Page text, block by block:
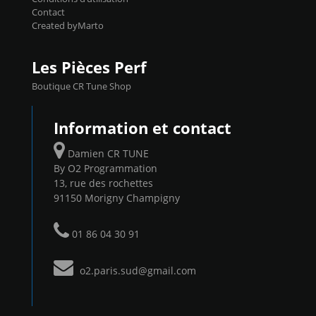
Contact
Created byMarto
Les Pièces Perf
Boutique CR Tune Shop
Information et contact
Damien CR TUNE
By O2 Programmation
13, rue des rochettes
91150 Morigny Champigny
01 86 04 30 91
o2.paris.sud@gmail.com